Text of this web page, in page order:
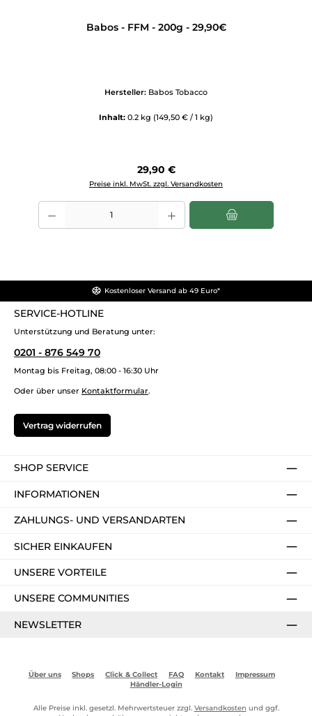
Babos - FFM - 200g - 29,90€
Hersteller: Babos Tobacco
Inhalt: 0.2 kg (149,50 € / 1 kg)
Regulärer Preis:
29,90 €
Preise inkl. MwSt. zzgl. Versandkosten
Produkt Anzahl: Gib den gewünschten Wert ein oder benutze die
Kostenloser Versand ab 49 Euro*
SERVICE-HOTLINE
Unterstützung und Beratung unter:
0201 - 876 549 70
Montag bis Freitag, 08:00 - 16:30 Uhr
Oder über unser Kontaktformular.
Vertrag widerrufen
SHOP SERVICE
INFORMATIONEN
ZAHLUNGS- UND VERSANDARTEN
SICHER EINKAUFEN
UNSERE VORTEILE
UNSERE COMMUNITIES
NEWSLETTER
Über uns Shops Click & Collect FAQ Kontakt
Impressum
Händler-Login
Alle Preise inkl. gesetzl. Mehrwertsteuer zzgl. Versandkosten und ggf.